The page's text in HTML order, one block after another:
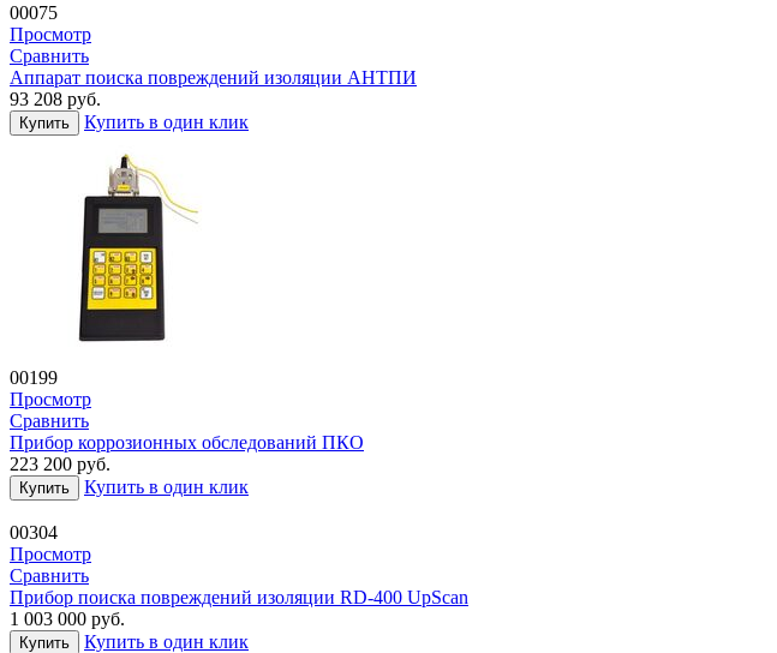
00075
Просмотр
Сравнить
Аппарат поиска повреждений изоляции АНТПИ
93 208 руб.
Купить Купить в один клик
00199
Просмотр
Сравнить
Прибор коррозионных обследований ПКО
223 200 руб.
Купить Купить в один клик
00304
Просмотр
Сравнить
Прибор поиска повреждений изоляции RD-400 UpScan
1 003 000 руб.
Купить Купить в один клик